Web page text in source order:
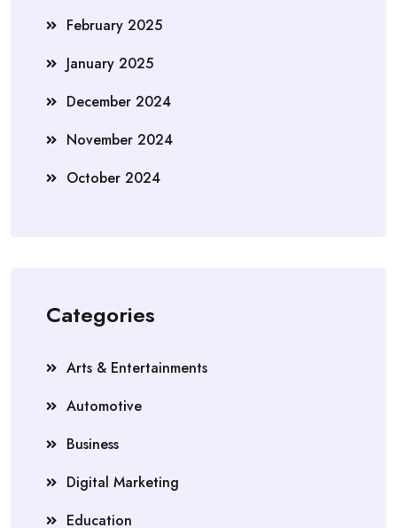
February 2025
January 2025
December 2024
November 2024
October 2024
Categories
Arts & Entertainments
Automotive
Business
Digital Marketing
Education